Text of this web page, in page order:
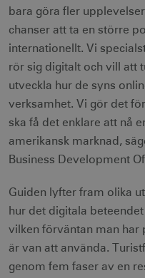
bara göra fler
chanser att ta en större
internationellt. Vi
rör sig digitalt och vill att
utveckla hur de syns
verksamhet. Vi gör det
ska få det enklare att nå
amerikansk marknad,
Business Development
Guiden lyfter fram olika
hur det digitala
vilken förväntan man har
är van att använda.
genom fem faser av en